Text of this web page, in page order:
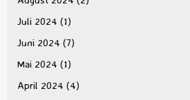
Juli 2024 (1)
Juni 2024 (7)
Mai 2024 (1)
April 2024 (4)